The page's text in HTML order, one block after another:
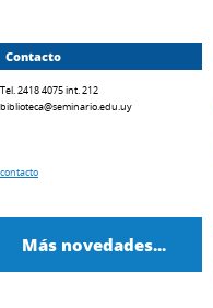
Contacto
Tel. 2418 4075 int. 212
biblioteca@seminario.edu.uy
contacto
Más novedades...